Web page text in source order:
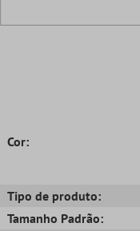
Cor:
Tipo de produto:
Tamanho Padrão: